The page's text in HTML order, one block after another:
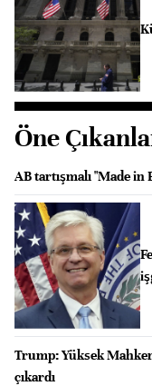
Öne
AB tartışmalı "Made
Trump: Yüksek
çıkardı